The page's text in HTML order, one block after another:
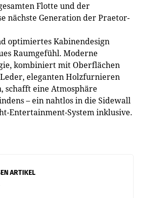
Flotte und der
nächste Generation der Praetor-
optimiertes Kabinendesign
Raumgefühl. Moderne
kombiniert mit Oberflächen
eleganten Holzfurnieren
schafft eine Atmosphäre
– ein nahtlos in die Sidewall
Entertainment-System inklusive.
ARTIKEL